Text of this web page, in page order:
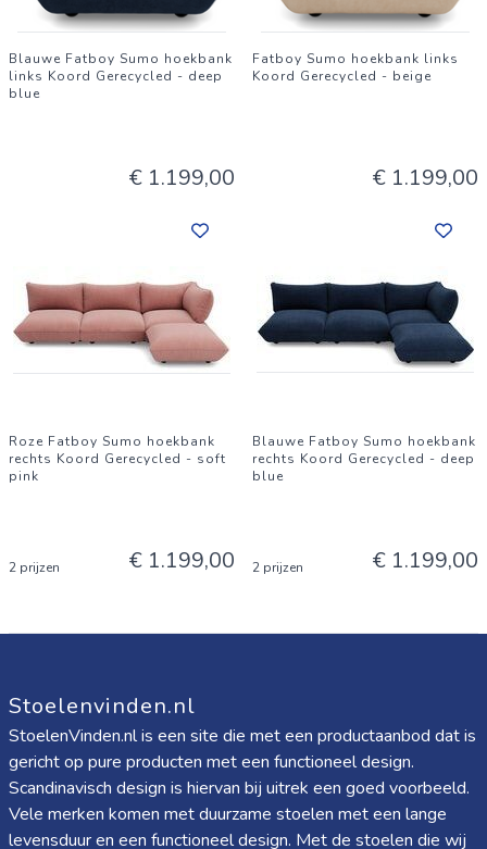
Blauwe Fatboy Sumo hoekbank
links Koord Gerecycled - deep
blue
€ 1.199,00
Fatboy Sumo hoekbank links
Koord Gerecycled - beige
€ 1.199,00
Roze Fatboy Sumo hoekbank
rechts Koord Gerecycled - soft
pink
2 prijzen € 1.199,00
Blauwe Fatboy Sumo hoekbank
rechts Koord Gerecycled - deep
blue
2 prijzen € 1.199,00
Stoelenvinden.nl
StoelenVinden.nl is een site die met een productaanbod dat is
gericht op pure producten met een functioneel design.
Scandinavisch design is hiervan bij uitrek een goed voorbeeld.
Vele merken komen met duurzame stoelen met een lange
levensduur en een functioneel design. Met de stoelen die wij